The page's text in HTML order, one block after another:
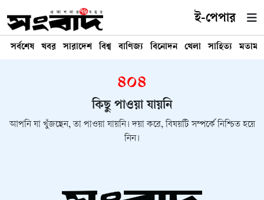
ই-পেপার
সর্বশেষ খবর সারাদেশ বিশ্ব বাণিজ্য বিনোদন খেলা সাহিত্য মতামত
৪০৪
কিছু পাওয়া যায়নি
আপনি যা খুঁজছেন, তা পাওয়া যায়নি। দয়া করে, বিষয়টি সম্পর্কে নিশ্চিত হয়ে
নিন।